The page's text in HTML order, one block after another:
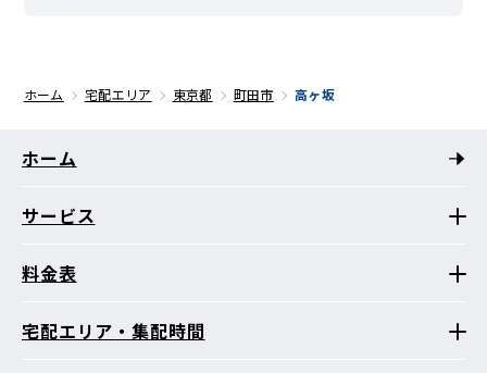
ホーム 宅配エリア 東京都 町田市 高ヶ坂
ホーム
サービス
料金表
宅配エリア・集配時間